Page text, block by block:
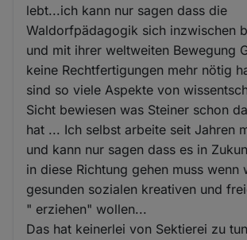
lebt...ich kann nur sagen dass die
Waldorfpädagogik sich inzwischen
und mit ihrer weltweiten Bewegung
keine Rechtfertigungen mehr nötig
sind so viele Aspekte von
Sicht bewiesen was Steiner schon
hat ... Ich selbst arbeite seit Jahren
und kann nur sagen dass es in
in diese Richtung gehen muss wenn
gesunden sozialen kreativen und
" erziehen" wollen...
Das hat keinerlei von Sektierei zu